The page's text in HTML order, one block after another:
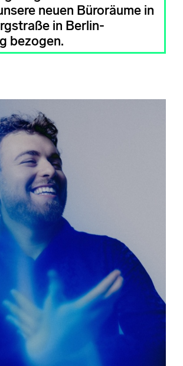
neuen Büroräume in
in Berlin-
bezogen.